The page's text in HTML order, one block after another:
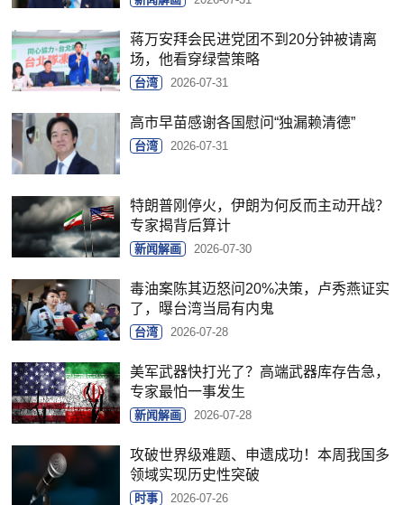
蒋万安拜会民进党团不到20分钟被请离
场，他看穿绿营策略
台湾 2026-07-31
高市早苗感谢各国慰问“独漏赖清德”
台湾 2026-07-31
特朗普刚停火，伊朗为何反而主动开战？
专家揭背后算计
新闻解画 2026-07-30
毒油案陈其迈怒问20%决策，卢秀燕证实
了，曝台湾当局有内鬼
台湾 2026-07-28
美军武器快打光了？高端武器库存告急，
专家最怕一事发生
新闻解画 2026-07-28
攻破世界级难题、申遗成功！本周我国多
领域实现历史性突破
时事 2026-07-26